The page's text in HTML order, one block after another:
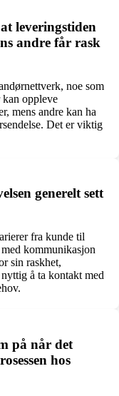
leveringstiden
andre får rask
noe som
oppleve
mens andre kan ha
Det er viktig
generelt sett
fra kunde til
kommunikasjon
sin raskhet,
å ta kontakt med
på når det
hos